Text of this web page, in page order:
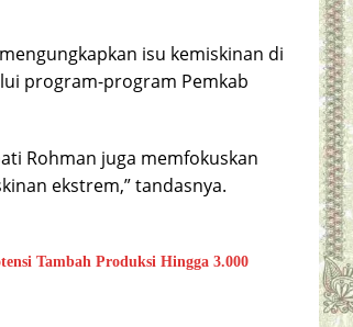
isu kemiskinan di
program-program Pemkab
Rohman juga memfokuskan
ekstrem,” tandasnya.
Tambah Produksi Hingga 3.000